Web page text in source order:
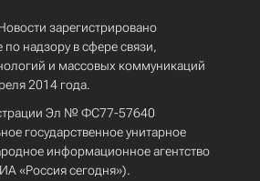
зарегистрировано
надзору в сфере связи,
и массовых коммуникаций
2014 года.
Эл № ФС77-57640
государственное унитарное
информационное агентство
«Россия сегодня»).